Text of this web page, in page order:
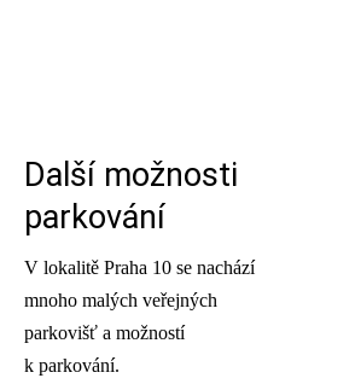
Další možnosti
parkování
V lokalitě Praha 10 se nachází
mnoho malých veřejných
parkovišť a možností
k parkování.